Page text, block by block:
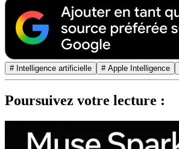
# Intelligence artificielle # Apple Intelligence
Poursuivez votre lecture :